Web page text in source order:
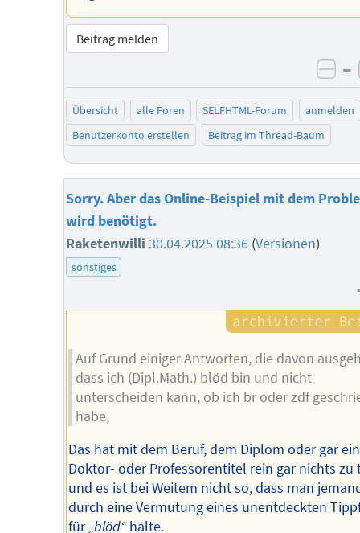
Beitrag melden
–
Übersicht alle Foren SELFHTML-Forum
anmelden
Benutzerkonto erstellen
Beitrag im Thread-Baum
Sorry. Aber das Online-Beispiel mit dem
wird benötigt.
Raketenwilli 30.04.2025 08:36 (Versionen)
sonstiges
Auf Grund einiger Antworten, die davon
dass ich (Dipl.Math.) blöd bin und nicht
unterscheiden kann, ob ich br oder zdf
habe,
Das hat mit dem Beruf, dem Diplom oder gar
Doktor- oder Professorentitel rein gar nichts zu
und es ist bei Weitem nicht so, dass man
durch eine Vermutung eines unentdeckten
für„blöd“halte.